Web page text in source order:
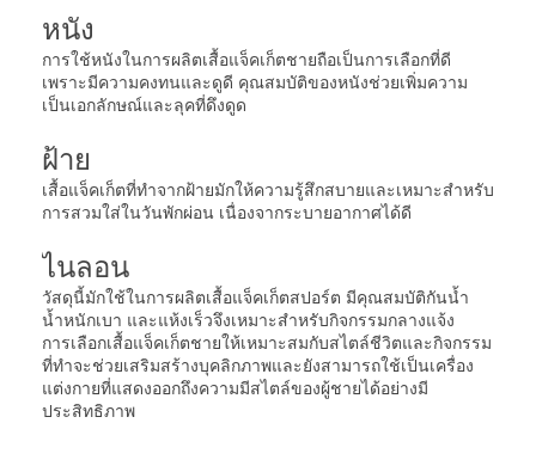
หนัง
การใช้หนังในการผลิตเสื้อแจ็คเก็ตชายถือเป็นการเลือกที่ดี
เพราะมีความคงทนและดูดี คุณสมบัติของหนังช่วยเพิ่มความ
เป็นเอกลักษณ์และลุคที่ดึงดูด
ฝ้าย
เสื้อแจ็คเก็ตที่ทำจากฝ้ายมักให้ความรู้สึกสบายและเหมาะสำหรับ
การสวมใส่ในวันพักผ่อน เนื่องจากระบายอากาศได้ดี
ไนลอน
วัสดุนี้มักใช้ในการผลิตเสื้อแจ็คเก็ตสปอร์ต มีคุณสมบัติกันน้ำ
น้ำหนักเบา และแห้งเร็วจึงเหมาะสำหรับกิจกรรมกลางแจ้ง
การเลือกเสื้อแจ็คเก็ตชายให้เหมาะสมกับสไตล์ชีวิตและกิจกรรม
ที่ทำจะช่วยเสริมสร้างบุคลิกภาพและยังสามารถใช้เป็นเครื่อง
แต่งกายที่แสดงออกถึงความมีสไตล์ของผู้ชายได้อย่างมี
ประสิทธิภาพ